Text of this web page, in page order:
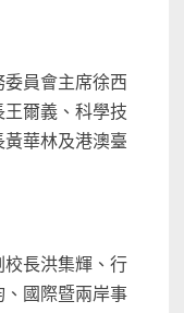
員會主席徐西
爾義、科學技
華林及港澳臺
校長洪集輝、行
國際暨兩岸事